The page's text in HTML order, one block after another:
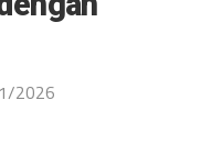
2026